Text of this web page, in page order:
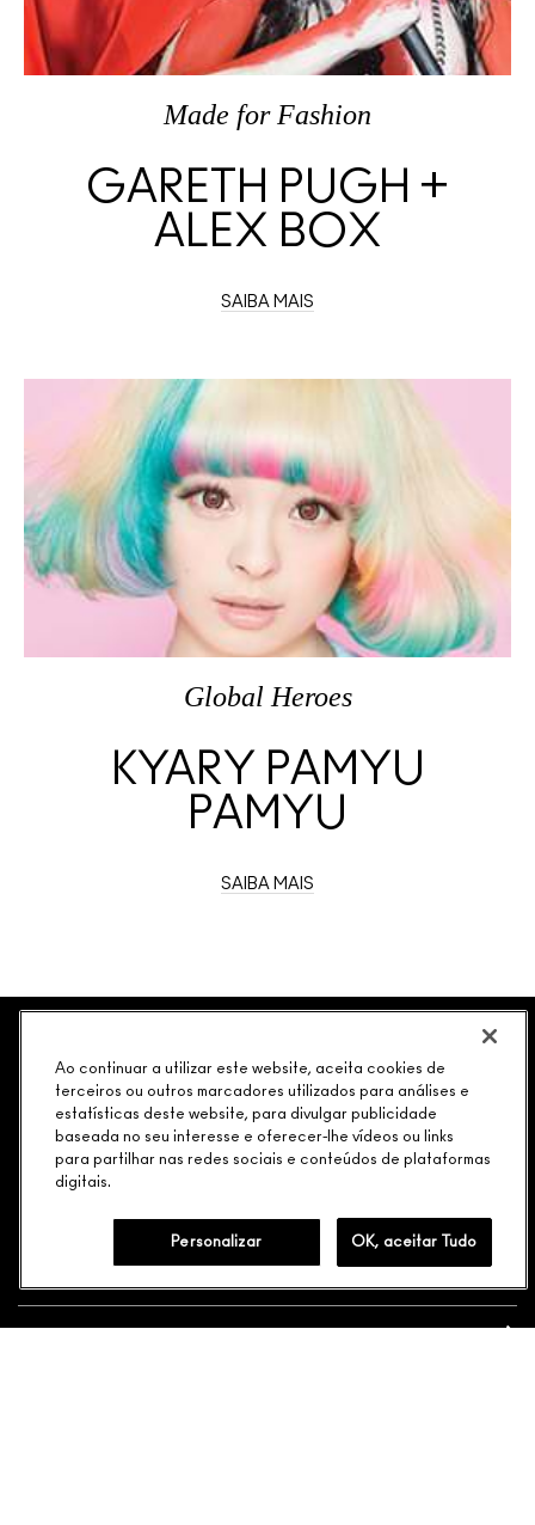
Made for Fashion
GARETH PUGH +
ALEX BOX
SAIBA MAIS
Global Heroes
KYARY PAMYU
PAMYU
SAIBA MAIS
Oficialize seu sentimento. Participe do nosso programa de
fidelidade e seja recompensado pelo seu amor -
começando com 10% de desconto na sua próxima compra.
JUNTE-SE AOS M·A·C LOVERS
PRECISA DE AJUDA?
COMPRAS
Ao continuar a utilizar este website, aceita cookies de
terceiros ou outros marcadores utilizados para análises e
estatísticas deste website, para divulgar publicidade
baseada no seu interesse e oferecer-lhe vídeos ou links
para partilhar nas redes sociais e conteúdos de plataformas
digitais.
Personalizar OK, aceitar Tudo